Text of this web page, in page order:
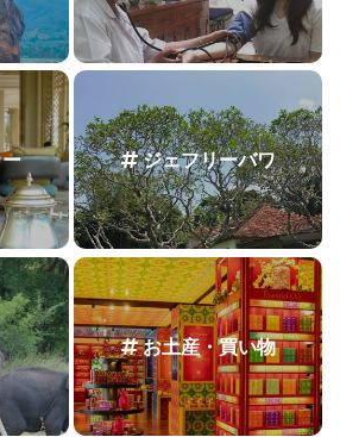
ジェフリーバワ
お土産・買い物